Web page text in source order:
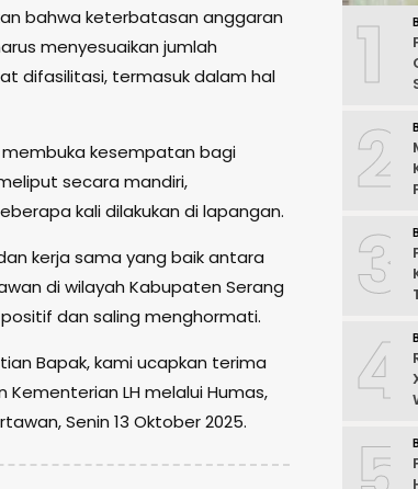
bahwa keterbatasan anggaran
menyesuaikan jumlah
difasilitasi, termasuk dalam hal
kesempatan bagi
secara mandiri,
kali dilakukan di lapangan.
kerja sama yang baik antara
di wilayah Kabupaten Serang
dan saling menghormati.
Bapak, kami ucapkan terima
Kementerian LH melalui Humas,
Senin 13 Oktober 2025.
1
2
3
4